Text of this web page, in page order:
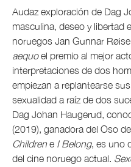
Audaz exploración de Dag
masculina, deseo y libertad
noruegos Jan Gunnar
aequoel premio al mejor
interpretaciones de dos
empiezan a replantearse
sexualidad a raíz de dos
Dag Johan Haugerud,
(2019), ganadora del Oso
Childrene I Belong, es uno
del cine noruego actual.